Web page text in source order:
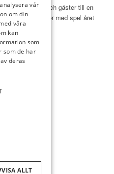
medlemmar och gäster till en
med två golfbanor med spel året
vår
om din
våra
kan
som
som de har
deras
ALLT